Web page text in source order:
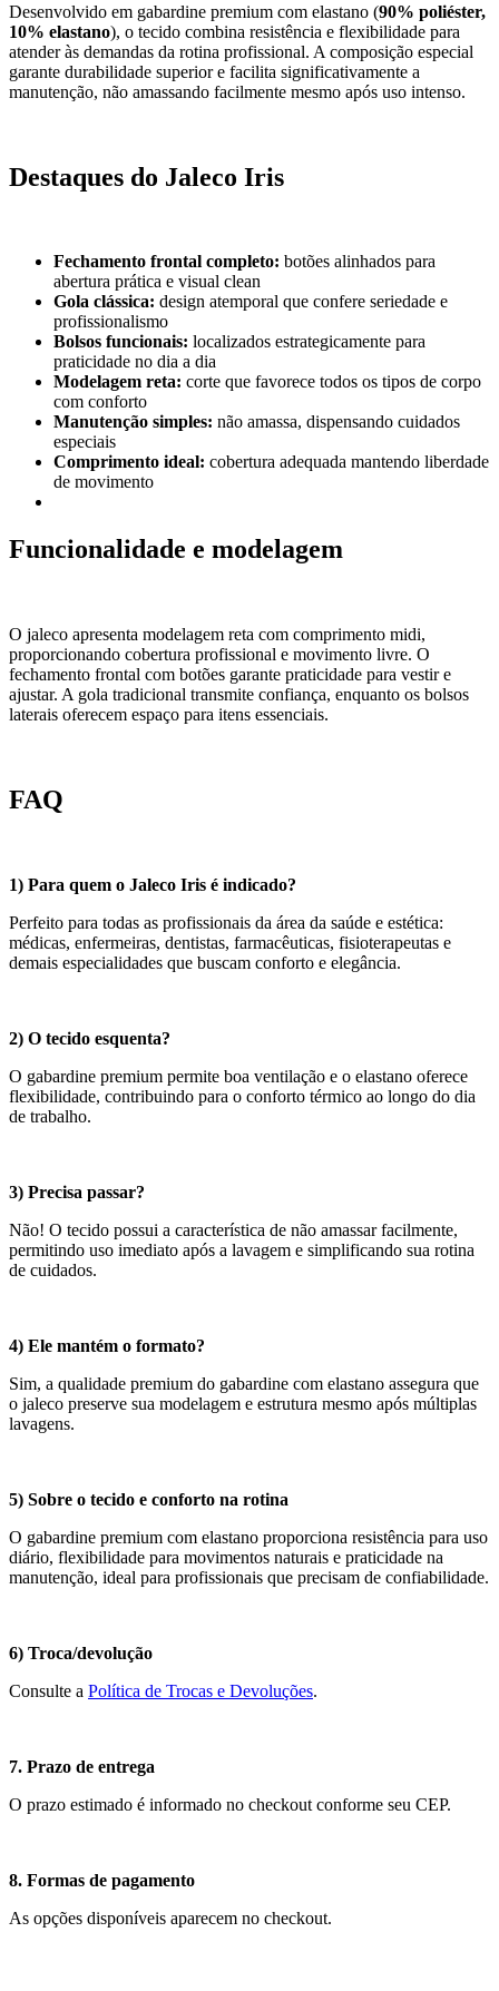
Desenvolvido em gabardine premium com elastano (90% poliéster,
10% elastano), o tecido combina resistência e flexibilidade para
atender às demandas da rotina profissional. A composição especial
garante durabilidade superior e facilita significativamente a
manutenção, não amassando facilmente mesmo após uso intenso.
Destaques do Jaleco Iris
Fechamento frontal completo: botões alinhados para
abertura prática e visual clean
Gola clássica: design atemporal que confere seriedade e
profissionalismo
Bolsos funcionais: localizados estrategicamente para
praticidade no dia a dia
Modelagem reta: corte que favorece todos os tipos de corpo
com conforto
Manutenção simples: não amassa, dispensando cuidados
especiais
Comprimento ideal: cobertura adequada mantendo liberdade
de movimento
Funcionalidade e modelagem
O jaleco apresenta modelagem reta com comprimento midi,
proporcionando cobertura profissional e movimento livre. O
fechamento frontal com botões garante praticidade para vestir e
ajustar. A gola tradicional transmite confiança, enquanto os bolsos
laterais oferecem espaço para itens essenciais.
FAQ
1) Para quem o Jaleco Iris é indicado?
Perfeito para todas as profissionais da área da saúde e estética:
médicas, enfermeiras, dentistas, farmacêuticas, fisioterapeutas e
demais especialidades que buscam conforto e elegância.
2) O tecido esquenta?
O gabardine premium permite boa ventilação e o elastano oferece
flexibilidade, contribuindo para o conforto térmico ao longo do dia
de trabalho.
3) Precisa passar?
Não! O tecido possui a característica de não amassar facilmente,
permitindo uso imediato após a lavagem e simplificando sua rotina
de cuidados.
4) Ele mantém o formato?
Sim, a qualidade premium do gabardine com elastano assegura que
o jaleco preserve sua modelagem e estrutura mesmo após múltiplas
lavagens.
5) Sobre o tecido e conforto na rotina
O gabardine premium com elastano proporciona resistência para uso
diário, flexibilidade para movimentos naturais e praticidade na
manutenção, ideal para profissionais que precisam de confiabilidade.
6) Troca/devolução
Consulte a Política de Trocas e Devoluções.
7. Prazo de entrega
O prazo estimado é informado no checkout conforme seu CEP.
8. Formas de pagamento
As opções disponíveis aparecem no checkout.